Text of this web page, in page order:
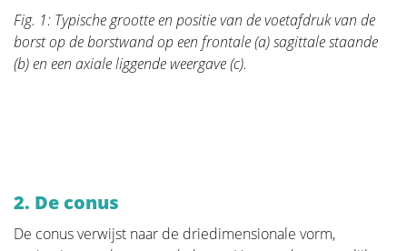
oncologen, radiologen, pathologen, radiotherapeuten,
borstverpleegkundigen, gynaecologen, oncologische
chirurgen en plastische chirurgen.
Verwijderen van de tumor
Fig. 1: Typische grootte en positie van de voetafdruk van de
borst op de borstwand op een frontale (a) sagittale staande
(b) en een axiale liggende weergave (c).
2. De conus
De conus verwijst naar de driedimensionale vorm,